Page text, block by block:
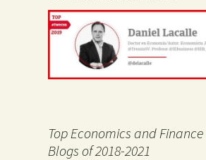
Top Economics and Finance
Blogs of 2018-2021